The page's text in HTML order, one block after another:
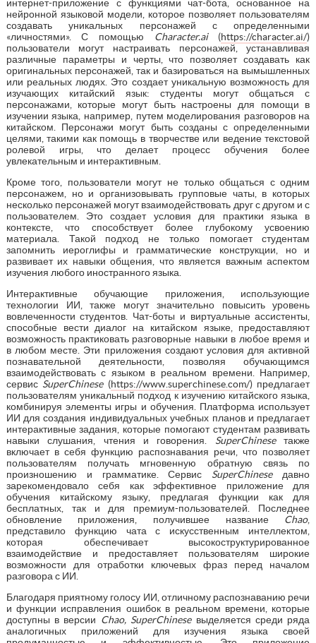
интернет-приложение с функциями чат-бота, основанное на
нейронной языковой модели, которое позволяет пользователям
создавать уникальных персонажей с определенными
«личностями». С помощью Character.ai(https://character.ai/)
пользователи могут настраивать персонажей, устанавливая
различные параметры и черты, что позволяет создавать как
оригинальных персонажей, так и базироваться на вымышленных
или реальных людях. Это создает уникальную возможность для
изучающих китайский язык: студенты могут общаться с
персонажами, которые могут быть настроены для помощи в
изучении языка, например, путем моделирования разговоров на
китайском. Персонажи могут быть созданы с определенными
целями, такими как помощь в творчестве или ведение текстовой
ролевой игры, что делает процесс обучения более
увлекательным и интерактивным.
Кроме того, пользователи могут не только общаться с одним
персонажем, но и организовывать групповые чаты, в которых
несколько персонажей могут взаимодействовать друг с другом и с
пользователем. Это создает условия для практики языка в
контексте, что способствует более глубокому усвоению
материала. Такой подход не только помогает студентам
запомнить иероглифы и грамматические конструкции, но и
развивает их навыки общения, что является важным аспектом
изучения любого иностранного языка.
Интерактивные обучающие приложения, использующие
технологии ИИ, также могут значительно повысить уровень
вовлеченности студентов. Чат-боты и виртуальные ассистенты,
способные вести диалог на китайском языке, предоставляют
возможность практиковать разговорные навыки в любое время и
в любом месте. Эти приложения создают условия для активной
познавательной деятельности, позволяя обучающимся
взаимодействовать с языком в реальном времени. Например,
сервис SuperChinese(https://www.superchinese.com/) предлагает
пользователям уникальный подход к изучению китайского языка,
комбинируя элементы игры и обучения. Платформа использует
ИИ для создания индивидуальных учебных планов и предлагает
интерактивные задания, которые помогают студентам развивать
навыки слушания, чтения и говорения. SuperChineseтакже
включает в себя функцию распознавания речи, что позволяет
пользователям получать мгновенную обратную связь по
произношению и грамматике. Сервис SuperChineseдавно
зарекомендовало себя как эффективное приложение для
обучения китайскому языку, предлагая функции как для
бесплатных, так и для премиум-пользователей. Последнее
обновление приложения, получившее название Chao,
представило функцию чата с искусственным интеллектом,
которая обеспечивает высокоструктурированное
взаимодействие и предоставляет пользователям широкие
возможности для отработки ключевых фраз перед началом
разговора с ИИ.
Благодаря приятному голосу ИИ, отличному распознаванию речи
и функции исправления ошибок в реальном времени, которые
доступны в версии Chao, SuperChineseвыделяется среди ряда
аналогичных приложений для изучения языка своей